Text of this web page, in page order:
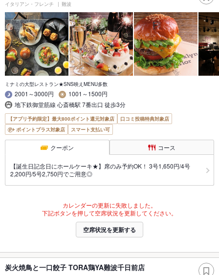
イタリアン・フレンチ 難波
ミナミの大型レストラン★SNS映えMENU多数
2001～3000円
1001～1500円
地下鉄御堂筋線 心斎橋駅 7番出口 徒歩3分
【アプリ予約限定】最大800ポイント還元対象店
口コミ投稿特典対象店
ポイントプラス対象店
スマート支払い可
クーポン コース
【誕生日記念日にホールケーキ★】席のみ予約OK！ 3号1,650円/4号
2,200円/5号2,750円でご用意◎
カレンダーの更新に失敗しました。
下記ボタンを押して空席状況を更新してください。
空席状況を更新する
炭火焼鳥と一口餃子 TORA鶏YA難波千日前店